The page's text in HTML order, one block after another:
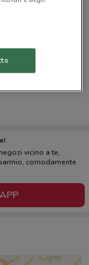
vicino a te,
comodamente